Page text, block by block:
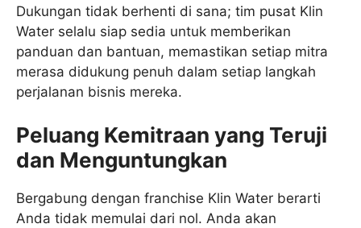
Dukungan tidak berhenti di sana; tim pusat Klin
Water selalu siap sedia untuk memberikan
panduan dan bantuan, memastikan setiap mitra
merasa didukung penuh dalam setiap langkah
perjalanan bisnis mereka.
Peluang Kemitraan yang Teruji
dan Menguntungkan
Bergabung dengan franchise Klin Water berarti
Anda tidak memulai dari nol. Anda akan